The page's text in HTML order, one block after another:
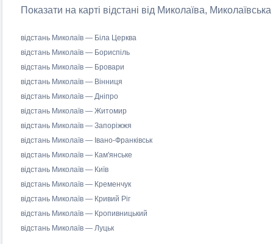
Показати на карті відстані від Миколаїва,
відстань Миколаїв — Біла Церква
відстань Миколаїв — Бориспіль
відстань Миколаїв — Бровари
відстань Миколаїв — Вінниця
відстань Миколаїв — Дніпро
відстань Миколаїв — Житомир
відстань Миколаїв — Запоріжжя
відстань Миколаїв — Івано-Франківськ
відстань Миколаїв — Кам'янське
відстань Миколаїв — Київ
відстань Миколаїв — Кременчук
відстань Миколаїв — Кривий Ріг
відстань Миколаїв — Кропивницький
відстань Миколаїв — Луцьк